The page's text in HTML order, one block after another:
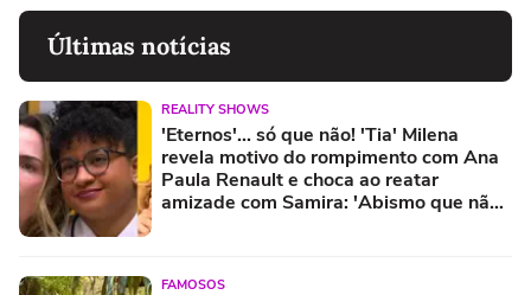
Últimas notícias
REALITY SHOWS
'Eternos'... só que não! 'Tia' Milena
revela motivo do rompimento com Ana
Paula Renault e choca ao reatar
amizade com Samira: 'Abismo que não
FAMOSOS